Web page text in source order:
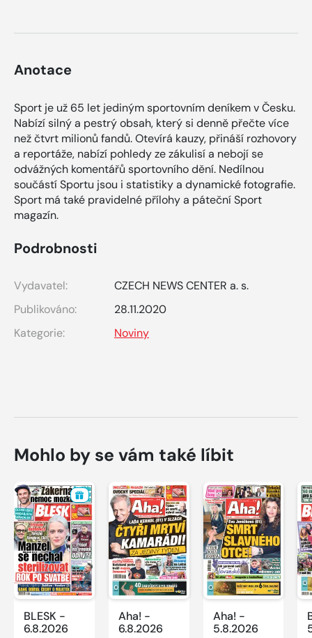
Anotace
Sport je už 65 let jediným sportovním deníkem v Česku.
Nabízí silný a pestrý obsah, který si denně přečte více
než čtvrt milionů fandů. Otevírá kauzy, přináší rozhovory
a reportáže, nabízí pohledy ze zákulisí a nebojí se
odvážných komentářů sportovního dění. Nedílnou
součástí Sportu jsou i statistiky a dynamické fotografie.
Sport má také pravidelné přílohy a páteční Sport
magazín.
Podrobnosti
Vydavatel:
CZECH NEWS CENTER a. s.
Publikováno:
28.11.2020
Kategorie:
Noviny
Mohlo by se vám také líbit
BLESK -
6.8.2026
Aha! -
6.8.2026
Aha! -
5.8.2026